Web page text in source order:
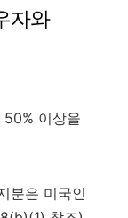
자와
이상을
분은 미국인